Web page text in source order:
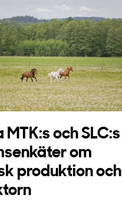
MTK:s och SLC:s
om
produktion och